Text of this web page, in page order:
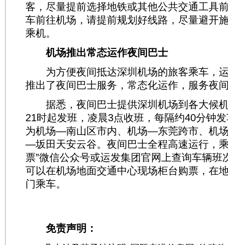
客，尽量提前选择地铁或其他公共交通工具
车前往机场，请提前规划好线路，尽量避开
乘机。
机场推出常态运作夜间巴士
为方便夜间抵达深圳机场的旅客乘车，
推出了夜间巴士服务，常态化运作，服务夜
据悉，夜间巴士提供深圳机场到各大候
21时起发班，凌晨3点收班，每隔约40分钟
为机场—南山区市内、机场—东莞跨市、机
—坂田天安云谷。夜间巴士全程高速运行，
票”微信公众号或运发集团官网上查询车辆班
可以在机场地面交通中心现场柜台购票，在
门乘车。
免责声明：